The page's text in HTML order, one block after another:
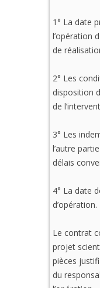
1° La date
l’opération
de
2° Les
disposition
de
3° Les
l’autre
délais
4° La date
d’opération.
Le contrat
projet
pièces
du